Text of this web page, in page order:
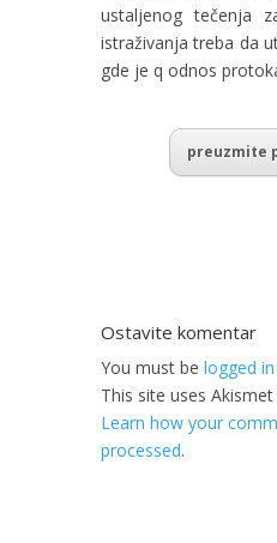
ustaljenog tečenja
istraživanja treba da
gde je q odnos
preuzmite
Ostavite komentar
You must be logged in
This site uses
Learn how your
processed.